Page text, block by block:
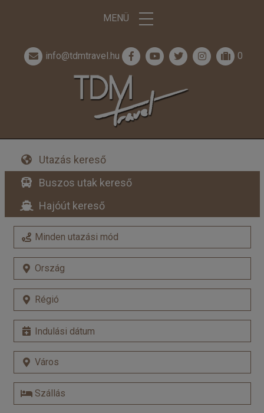
MENÜ
info@tdmtravel.hu 0
Utazás kereső
Buszos utak kereső
Hajóút kereső